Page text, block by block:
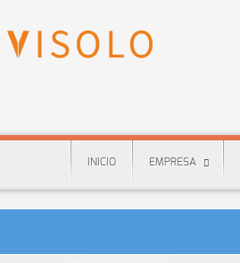
INICIO EMPRESA